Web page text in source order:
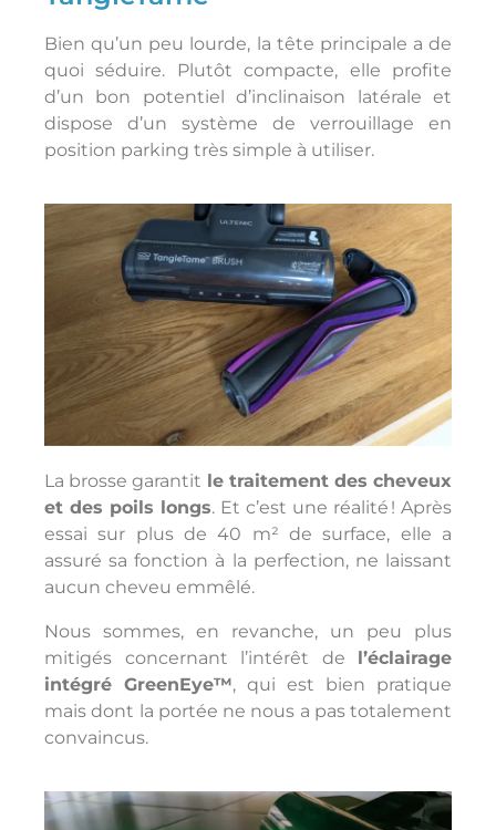
Bien qu’un peu lourde, la tête principale a de
quoi séduire. Plutôt compacte, elle profite
d’un bon potentiel d’inclinaison latérale et
dispose d’un système de verrouillage en
position parking très simple à utiliser.
La brosse garantit le traitement des cheveux
et des poils longs. Et c’est une réalité ! Après
essai sur plus de 40 m² de surface, elle a
assuré sa fonction à la perfection, ne laissant
aucun cheveu emmêlé.
Nous sommes, en revanche, un peu plus
mitigés concernant l’intérêt de
l’éclairage
intégré GreenEye™, qui est bien pratique
mais dont la portée ne nous a pas totalement
convaincus.